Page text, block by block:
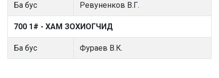
Ба бус Ревуненков В.Г.
700 1# - ХАМ ЗОХИОГЧИД
Ба бус Фураев В.К.